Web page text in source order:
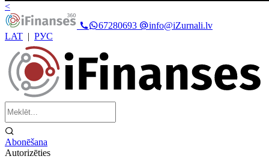
<
67280693
info@iZurnali.lv
LAT | РУС
Abonēšana
Autorizēties